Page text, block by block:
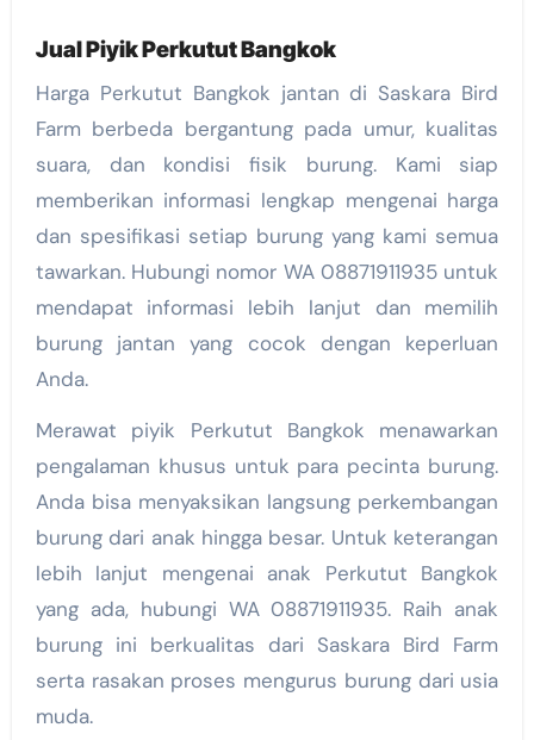
Jual Piyik Perkutut Bangkok
Harga Perkutut Bangkok jantan di Saskara Bird
Farm berbeda bergantung pada umur, kualitas
suara, dan kondisi fisik burung. Kami siap
memberikan informasi lengkap mengenai harga
dan spesifikasi setiap burung yang kami semua
tawarkan. Hubungi nomor WA 08871911935 untuk
mendapat informasi lebih lanjut dan memilih
burung jantan yang cocok dengan keperluan
Anda.
Merawat piyik Perkutut Bangkok menawarkan
pengalaman khusus untuk para pecinta burung.
Anda bisa menyaksikan langsung perkembangan
burung dari anak hingga besar. Untuk keterangan
lebih lanjut mengenai anak Perkutut Bangkok
yang ada, hubungi WA 08871911935. Raih anak
burung ini berkualitas dari Saskara Bird Farm
serta rasakan proses mengurus burung dari usia
muda.